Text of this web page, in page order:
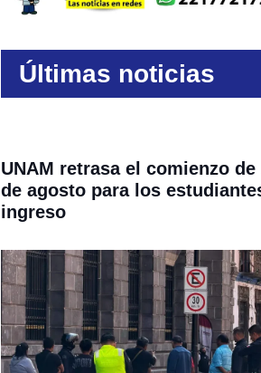
Últimas noticias
UNAM retrasa el comienzo
de agosto para los
ingreso